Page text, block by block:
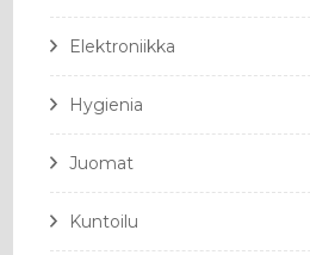
Elektroniikka
Hygienia
Juomat
Kuntoilu